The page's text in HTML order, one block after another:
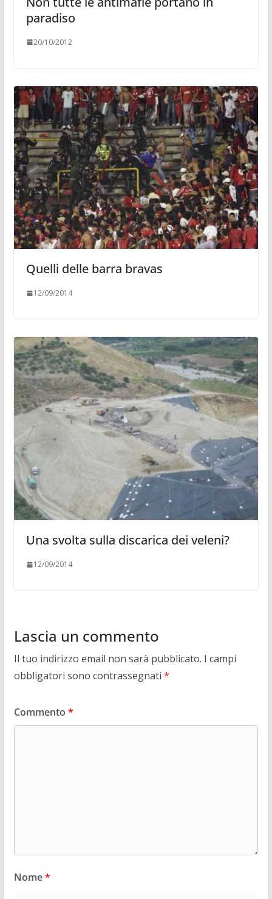
paradiso
20/10/2012
Quelli delle barra bravas
12/09/2014
Una svolta sulla discarica dei veleni?
12/09/2014
Lascia un commento
Il tuo indirizzo email non sarà pubblicato. I campi
obbligatori sono contrassegnati *
Commento *
Nome*